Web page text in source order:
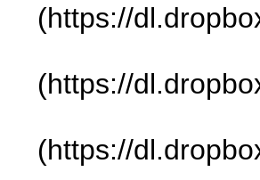
(https://
(https://
(https://